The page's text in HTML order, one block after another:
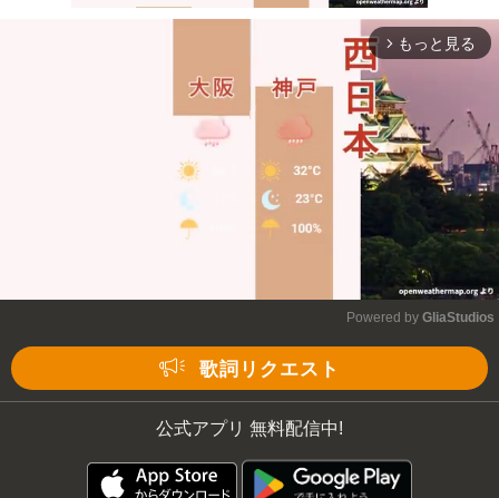
Mute
arrow_forward_ios もっと見る
Powered by GliaStudios
歌詞リクエスト
公式アプリ 無料配信中!